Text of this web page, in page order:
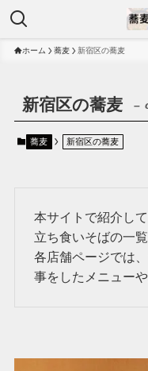
ホーム 蕎麦 新宿区の蕎麦
新宿区の蕎麦 –
蕎麦 新宿区の蕎麦
本サイトで紹介し
立ち食いそばの一覧
各店舗ページでは
事をしたメニュー